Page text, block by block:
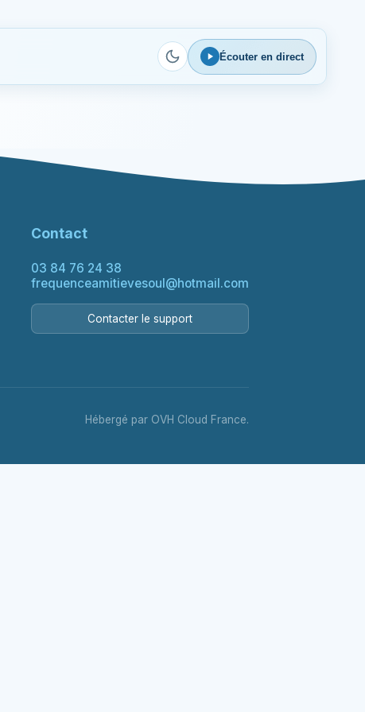
Écouter en direct
Contact
03 84 76 24 38
frequenceamitievesoul@hotmail.com
Contacter le support
Hébergé par OVH Cloud France.